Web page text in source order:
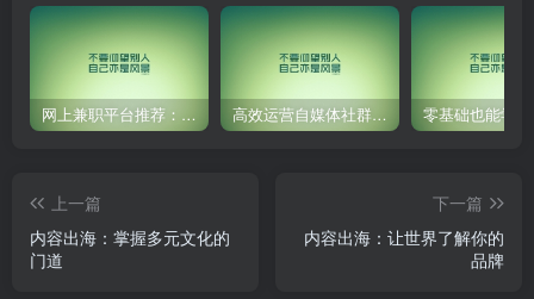
网上兼职平台推荐：国外网赚任务！ 高效运营自媒体社群，让内容更有价值！
上一篇
内容出海：掌握多元文化的
门道
下一篇
内容出海：让世界了解你的
品牌